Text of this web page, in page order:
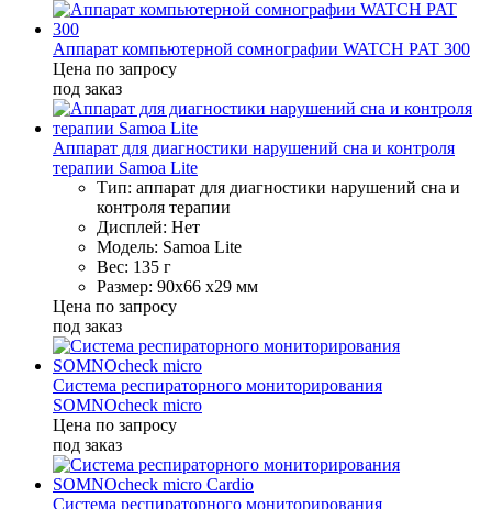
Аппарат компьютерной сомнографии WATCH PAT 300
Цена по запросу
под заказ
Аппарат для диагностики нарушений сна и контроля
терапии Samoa Lite
Тип: аппарат для диагностики нарушений сна и
контроля терапии
Дисплей: Нет
Модель: Samoa Lite
Вес: 135 г
Размер: 90х66 х29 мм
Цена по запросу
под заказ
Система респираторного мониторирования
SOMNOcheck micro
Цена по запросу
под заказ
Система респираторного мониторирования